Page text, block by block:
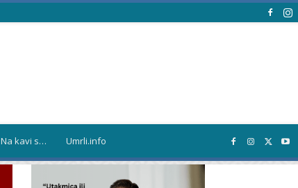
Na kavi s… Umrli.info